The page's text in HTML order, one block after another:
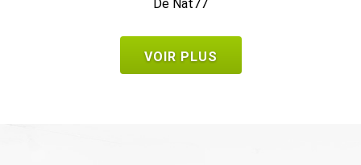
VOIR PLUS